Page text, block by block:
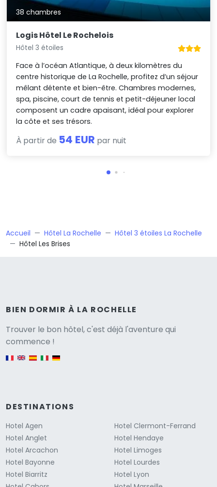
38 chambres
Logis Hôtel Le Rochelois
Hôtel 3 étoiles
Face à l’océan Atlantique, à deux kilomètres du
centre historique de La Rochelle, profitez d’un séjour
mêlant détente et bien-être. Chambres modernes,
spa, piscine, court de tennis et petit-déjeuner local
composent un cadre apaisant, idéal pour explorer
la côte et ses trésors.
À partir de 54 EUR par nuit
Accueil Hôtel La Rochelle
Hôtel 3 étoiles La Rochelle
Hôtel Les Brises
BIEN DORMIR À LA ROCHELLE
Trouver le bon hôtel, c'est déjà l'aventure qui
commence !
English version
DESTINATIONS
Hotel Agen
Hotel Anglet
Hotel Arcachon
Hotel Bayonne
Hotel Biarritz
Hotel Clermont-Ferrand
Hotel Hendaye
Hotel Limoges
Hotel Lourdes
Hotel Lyon